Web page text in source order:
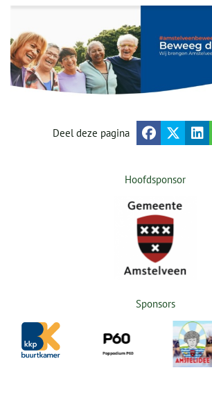
Deel deze pagina
Hoofdsponsor
Sponsors